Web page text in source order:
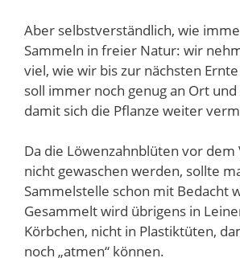
Aber selbstverständlich, wie
Sammeln in freier Natur: wir
viel, wie wir bis zur nächsten
soll immer noch genug an Ort
damit sich die Pflanze weiter
Da die Löwenzahnblüten vor
nicht gewaschen werden, sollte
Sammelstelle schon mit Bedacht
Gesammelt wird übrigens in
Körbchen, nicht in Plastiktüten,
noch „atmen“ können.